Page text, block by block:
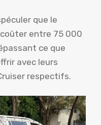
que le
entre 75 000
ce que
avec leurs
respectifs.